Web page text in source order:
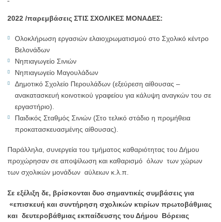
2022 /παρεμβάσεις ΣΤΙΣ ΣΧΟΛΙΚΕΣ ΜΟΝΑΔΕΣ:
Ολοκλήρωση εργασιών ελαιοχρωματισμού στο Σχολικό κέντρο
Βελονάδων
Νηπιαγωγείο Σινιών
Νηπιαγωγείο Μαγουλάδων
Δημοτικό Σχολείο Περουλάδων (εξεύρεση αίθουσας –
ανακατασκευή κοινοτικού γραφείου για κάλυψη αναγκών του σε
εργαστήριο).
Παιδικός Σταθμός Σινιών (Στο τελικό στάδιο η προμήθεια
προκατασκευασμένης αίθουσας).
Παράλληλα, συνεργεία του τμήματος καθαριότητας του Δήμου
προχώρησαν σε αποψίλωση και καθαρισμό όλων των χώρων
των σχολικών μονάδων αύλειων κ.λ.π.
Σε εξέλιξη δε, βρίσκονται δυο σημαντικές συμβάσεις για
«επισκευή και συντήρηση σχολικών κτιρίων πρωτοβάθμιας
και δευτεροβάθμιας εκπαίδευσης του Δήμου Βόρειας